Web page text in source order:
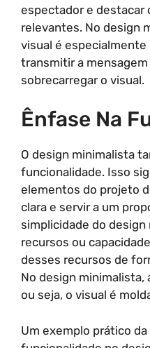
espectador e destacar
relevantes. No design
visual é
transmitir a
sobrecarregar o visual.
Ênfase Na
O design minimalista
funcionalidade. Isso
elementos do projeto
clara e servir a um
simplicidade do design
recursos ou
desses recursos de
No design minimalista,
ou seja, o visual é
Um exemplo prático da